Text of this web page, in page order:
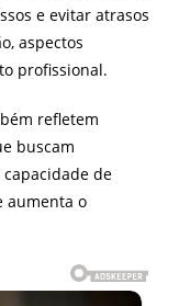
e evitar atrasos
aspectos
profissional.
refletem
buscam
de
aumenta o